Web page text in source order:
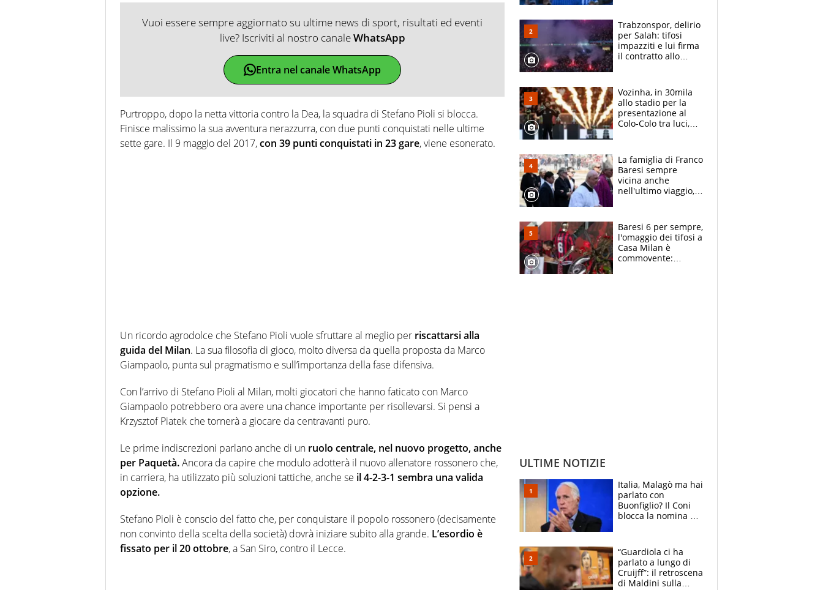
Vuoi essere sempre aggiornato su ultime news di sport, risultati ed eventi
live? Iscriviti al nostro canaleWhatsApp
Entra nel canale WhatsApp
Purtroppo, dopo la netta vittoria contro la Dea, la squadra di Stefano Pioli si blocca.
Finisce malissimo la sua avventura nerazzurra, con due punti conquistati nelle ultime
sette gare. Il 9 maggio del 2017,con 39 punti conquistati in 23 gare, viene esonerato.
Un ricordo agrodolce che Stefano Pioli vuole sfruttare al meglio per riscattarsi alla
guida del Milan. La sua filosofia di gioco, molto diversa da quella proposta da Marco
Giampaolo, punta sul pragmatismo e sull’importanza della fase difensiva.
Con l’arrivo di Stefano Pioli al Milan, molti giocatori che hanno faticato con Marco
Giampaolo potrebbero ora avere una chance importante per risollevarsi. Si pensi a
Krzysztof Piatek che tornerà a giocare da centravanti puro.
Le prime indiscrezioni parlano anche di un ruolo centrale, nel nuovo progetto, anche
per Paquetà.Ancora da capire che modulo adotterà il nuovo allenatore rossonero che,
in carriera, ha utilizzato più soluzioni tattiche, anche se il 4-2-3-1 sembra una valida
opzione.
Stefano Pioli è conscio del fatto che, per conquistare il popolo rossonero (decisamente
non convinto della scelta della società) dovrà iniziare subito alla grande. L’esordio è
fissato per il 20 ottobre, a San Siro, contro il Lecce.
Trabzonspor, delirio
per Salah: tifosi
impazziti e lui firma
il contratto allo
Vozinha, in 30mila
allo stadio per la
presentazione al
Colo-Colo tra luci,
La famiglia di Franco
Baresi sempre
vicina anche
nell'ultimo viaggio,
circondati
dall'affetto dei tifosi
Baresi 6 per sempre,
l'omaggio dei tifosi a
Casa Milan è
commovente:
ULTIME NOTIZIE
Italia, Malagò ma hai
parlato con
Buonfiglio? Il Coni
blocca la nomina di
“Guardiola ci ha
parlato a lungo di
Cruijff”: il retroscena
di Maldini sulla